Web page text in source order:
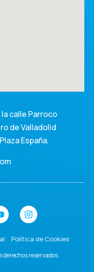
calle Parroco
de Valladolid
España.
Política de Cookies
derechos reservados.